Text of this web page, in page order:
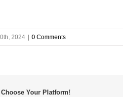
2024 0 Comments
Your Platform!